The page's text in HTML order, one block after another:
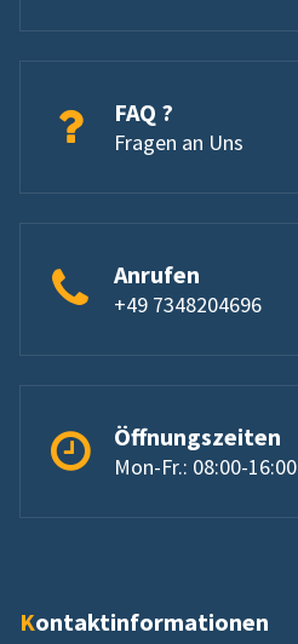
FAQ ?
Fragen an Uns
Anrufen
+49 7348204696
Öffnungszeiten
Mon-Fr.: 08:00-16:00
Kontaktinformationen